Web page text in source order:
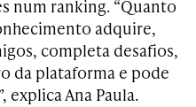
num ranking. “Quanto
adquire,
completa desafios,
da plataforma e pode
explica Ana Paula.